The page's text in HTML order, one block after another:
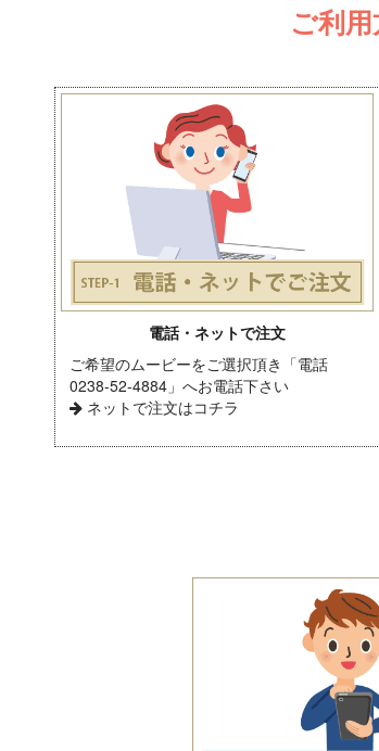
ご利
電話・ネットで注文
ご希望のムービーをご選択頂き「電話
0238-52-4884」へお電話下さい
ネットで注文はコチラ